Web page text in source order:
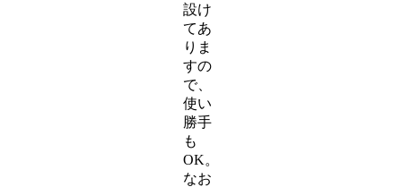
設け
てあ
りま
すの
で、
使い
勝手
も
OK。
なお